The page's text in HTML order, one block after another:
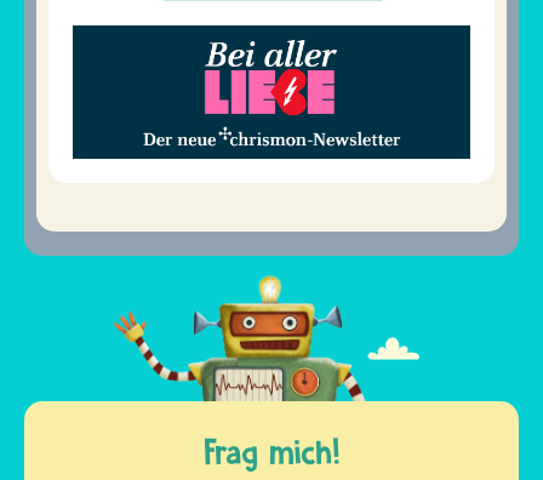
Frag mich!